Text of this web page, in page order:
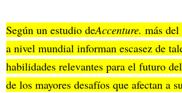
Según un estudio deAccenture. más
a nivel mundial informan escasez de
habilidades relevantes para el futuro
de los mayores desafíos que afectan a